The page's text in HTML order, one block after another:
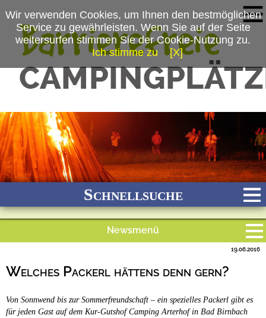
(c) Kur-Gutshof Camping ArterhofSchnellsuche
Stadtnah
Ganzjährig geöffnet
Newsmenü
Campingplätze
Camping & Caravan
Welches Packerl hättens denn gern?
19.06.2016
Von Sonnwend bis zur Sommerfreundschaft – ein spezielles Packerl gibt es
für jeden Gast auf dem Kur-Gutshof Camping Arterhof in Bad Birnbach
Wir verwenden Cookies, um Ihnen den bestmöglichen
Service zu gewährleisten. Wenn Sie auf der Seite
weitersurfen stimmen Sie der Cookie-Nutzung zu.
Ich stimme zu
[X]